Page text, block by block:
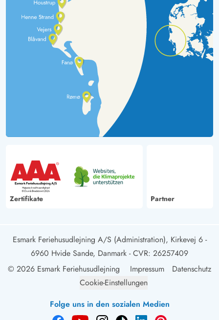
Zertifikate Partner
Esmark Feriehusudlejning A/S (Administration), Kirkevej 6 -
6960 Hvide Sande, Danmark - CVR: 26257409
© 2026 Esmark Feriehusudlejning
Impressum
Datenschutz
Cookie-Einstellungen
Folge uns in den sozialen Medien